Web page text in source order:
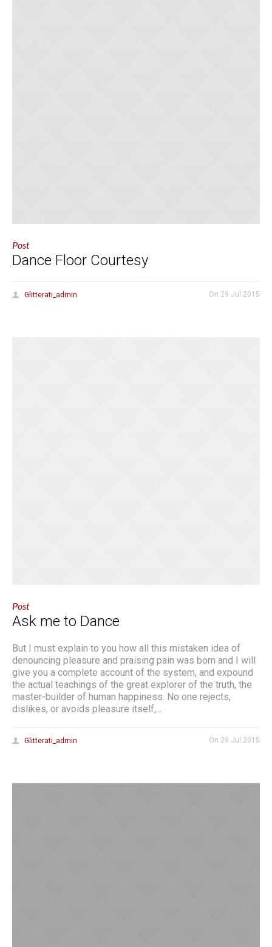
Post
Dance Floor Courtesy
On 29 Jul 2015
Glitterati_admin
Post
Ask me to Dance
But I must explain to you how all this mistaken idea of
denouncing pleasure and praising pain was born and I will
give you a complete account of the system, and expound
the actual teachings of the great explorer of the truth, the
master-builder of human happiness. No one rejects,
dislikes, or avoids pleasure itself,...
On 29 Jul 2015
Glitterati_admin